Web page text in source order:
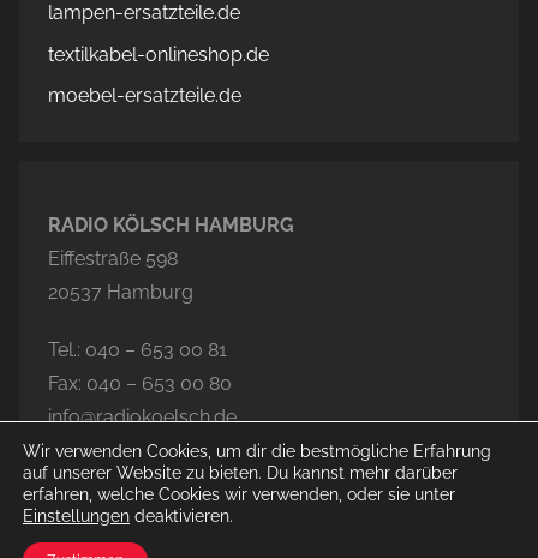
lampen-ersatzteile.de
textilkabel-onlineshop.de
moebel-ersatzteile.de
RADIO KÖLSCH HAMBURG
Eiffestraße 598
20537 Hamburg
Tel.: 040 – 653 00 81
Fax: 040 – 653 00 80
info@radiokoelsch.de
Wir verwenden Cookies, um dir die bestmögliche Erfahrung
auf unserer Website zu bieten. Du kannst mehr darüber
erfahren, welche Cookies wir verwenden, oder sie unter
Einstellungen deaktivieren.